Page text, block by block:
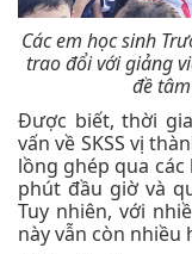
Các em học sinh
trao đổi với giảng
đề
Được biết, thời
vấn về SKSS vị
lồng ghép qua
phút đầu giờ và
Tuy nhiên, với
này vẫn còn nhiều